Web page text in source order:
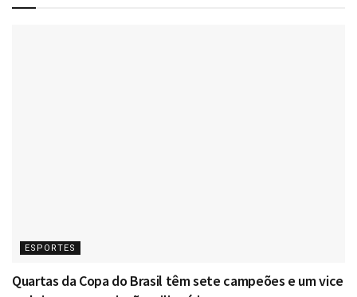
ESPORTES
Quartas da Copa do Brasil têm sete campeões e um vice